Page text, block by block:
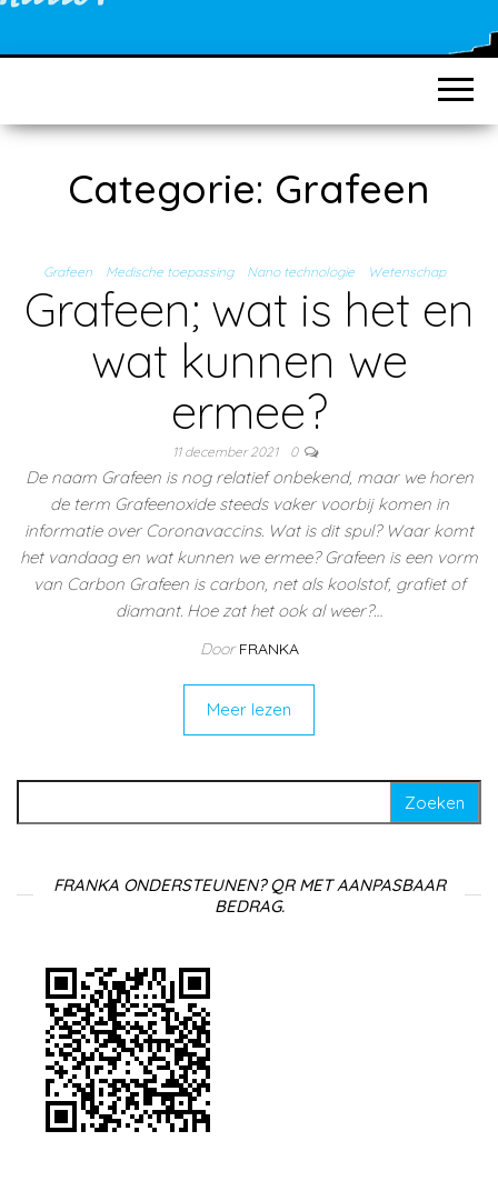
Categorie: Grafeen
Grafeen Medische toepassing Nano technologie Wetenschap
Grafeen; wat is het en
wat kunnen we
ermee?
11 december 2021 0
De naam Grafeen is nog relatief onbekend, maar we horen
de term Grafeenoxide steeds vaker voorbij komen in
informatie over Coronavaccins. Wat is dit spul? Waar komt
het vandaag en wat kunnen we ermee? Grafeen is een vorm
van Carbon Grafeen is carbon, net als koolstof, grafiet of
diamant. Hoe zat het ook al weer?…
Door FRANKA
Meer lezen
FRANKA ONDERSTEUNEN? QR MET AANPASBAAR
BEDRAG.